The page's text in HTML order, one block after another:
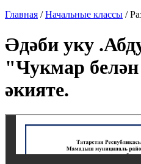
Главная /Начальные классы /
Әдәби уку
"Чукмар
әкияте.